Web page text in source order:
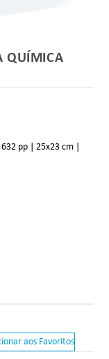
QUÍMICA
632 pp | 25x23 cm
aos Favoritos